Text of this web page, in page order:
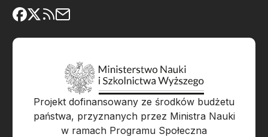
Projekt dofinansowany ze środków budżetu
państwa, przyznanych przez Ministra Nauki
w ramach Programu Społeczna